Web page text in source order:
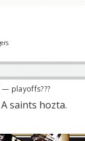
— playoffs???
saints hozta.